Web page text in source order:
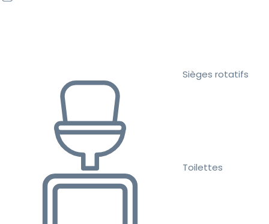
Sièges rotatifs
Toilettes